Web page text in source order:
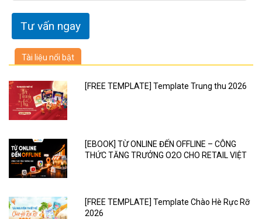
Tài liệu nổi bật
[FREE TEMPLATE] Template Trung thu 2026
[EBOOK] TỪ ONLINE ĐẾN OFFLINE – CÔNG
THỨC TĂNG TRƯỞNG O2O CHO RETAIL VIỆT
[FREE TEMPLATE] Template Chào Hè Rực Rỡ
2026